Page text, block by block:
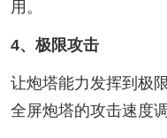
用。
4、极限攻击
让炮塔能力发挥到极
全屏炮塔的攻击速度